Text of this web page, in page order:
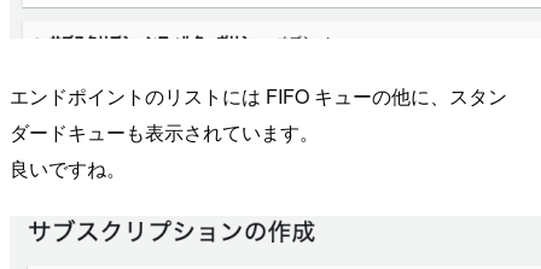
エンドポイントのリストには FIFO キューの他に、スタン
ダードキューも表示されています。
良いですね。